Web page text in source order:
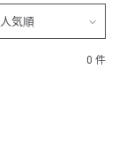
人気順
0 件